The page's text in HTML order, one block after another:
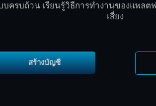
ครบถ้วน เรียนรู้วิธีการทำงานของแพลต
เสี่ยง
สร้างบัญชี